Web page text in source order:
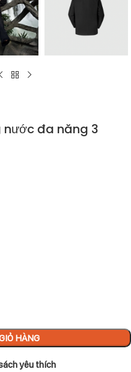
nước đa năng 3
HÀNG
yêu thích